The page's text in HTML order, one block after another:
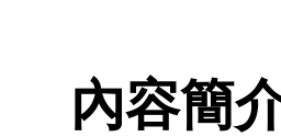
內容簡